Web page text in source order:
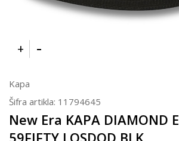
Kapa
Šifra artikla: 11794645
New Era KAPA DIAMOND
59FIFTY LOSDOD BLK